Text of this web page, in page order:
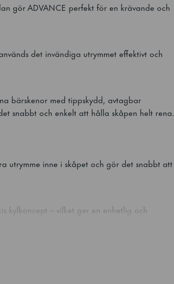
gör ADVANCE perfekt för en krävande och
det invändiga utrymmet effektivt och
bärskenor med tippskydd, avtagbar
snabbt och enkelt att hålla skåpen helt rena.
utrymme inne i skåpet och gör det snabbt att
kylkoncept – vilket ger en enhetlig och